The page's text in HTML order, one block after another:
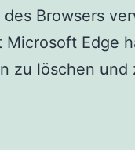
Browsers
Edge
zu löschen und